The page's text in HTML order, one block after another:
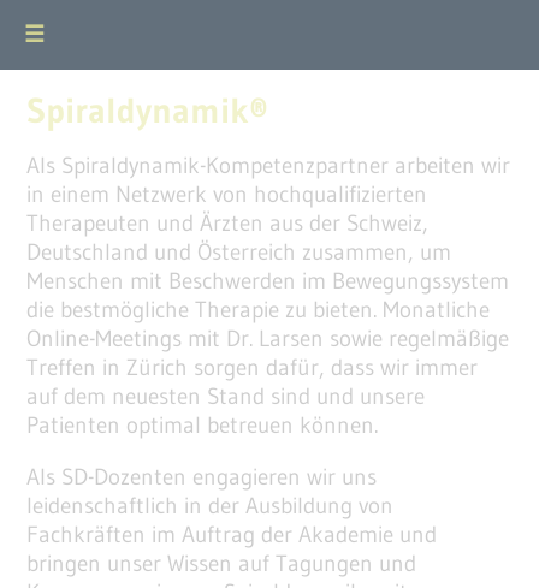
☰
Spiraldynamik®
Als Spiraldynamik-Kompetenzpartner arbeiten wir
in einem Netzwerk von hochqualifizierten
Therapeuten und Ärzten aus der Schweiz,
Deutschland und Österreich zusammen, um
Menschen mit Beschwerden im Bewegungssystem
die bestmögliche Therapie zu bieten. Monatliche
Online-Meetings mit Dr. Larsen sowie regelmäßige
Treffen in Zürich sorgen dafür, dass wir immer
auf dem neuesten Stand sind und unsere
Patienten optimal betreuen können.
Als SD-Dozenten engagieren wir uns
leidenschaftlich in der Ausbildung von
Fachkräften im Auftrag der Akademie und
bringen unser Wissen auf Tagungen und